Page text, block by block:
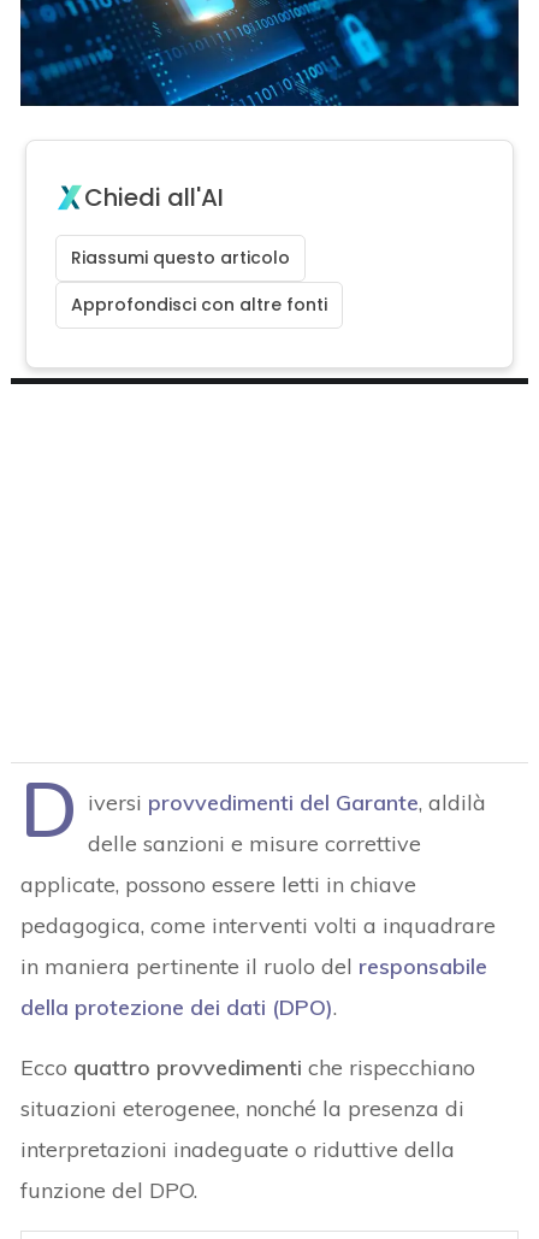
Chiedi all'AI
Riassumi questo articolo
Approfondisci con altre fonti
D iversi provvedimenti del Garante, aldilà
delle sanzioni e misure correttive
applicate, possono essere letti in chiave
pedagogica, come interventi volti a inquadrare
in maniera pertinente il ruolo del responsabile
della protezione dei dati (DPO).
Ecco quattro provvedimentiche rispecchiano
situazioni eterogenee, nonché la presenza di
interpretazioni inadeguate o riduttive della
funzione del DPO.